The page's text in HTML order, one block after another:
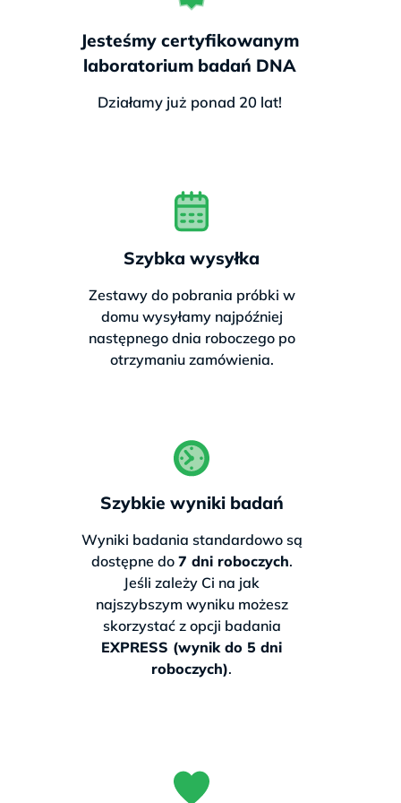
ryzykanieprawidłowego
pobrania
🎁 Chcesz sprawdzić więcej za
Tak, chcę pakiet poszerzony o
nietolerancję laktozy – najczęstszą
przyczynę dolegliwości pokarmowych.
Tylko 554 złza2 testy w 1 pakiecie –
327 zł
Cena zawiera
darmową przesyłkę
(bez badania na nietolerancję laktozy)
Zamów teraz
Jesteśmy certyfikowanym
laboratorium badań DNA
Działamy już ponad 20 lat!
Szybka wysyłka
Zestawy do pobrania próbki w
domu wysyłamy najpóźniej
następnego dnia roboczego po
otrzymaniu zamówienia.
Szybkie wyniki badań
Wyniki badania standardowo są
dostępne do 7 dni roboczych.
Jeśli zależy Ci na jak
najszybszym wyniku możesz
skorzystać z opcji badania
EXPRESS (wynik do 5 dni
roboczych).